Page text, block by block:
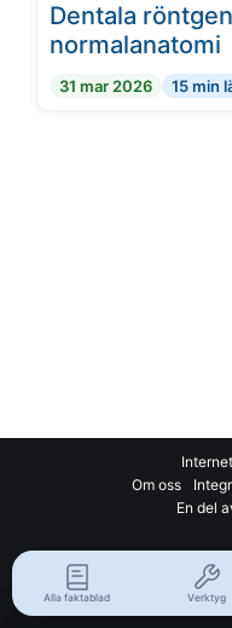
Dentala
normalanatomi
31 mar 2026 15 min
Om oss
En del
Alla faktablad Verktyg